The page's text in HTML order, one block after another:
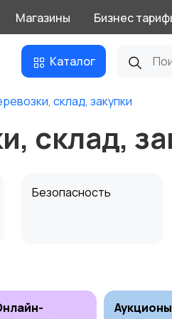
Магазины Бизнес
Каталог
склад, закупки
склад,
Безопасность
Аукционы